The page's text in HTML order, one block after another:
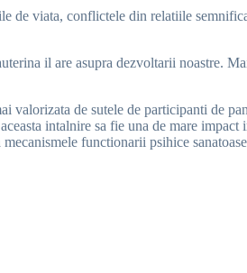
de viata, conflictele din relatiile
il are asupra dezvoltarii noastre.
valorizata de sutele de participanti de
intalnire sa fie una de mare
functionarii psihice